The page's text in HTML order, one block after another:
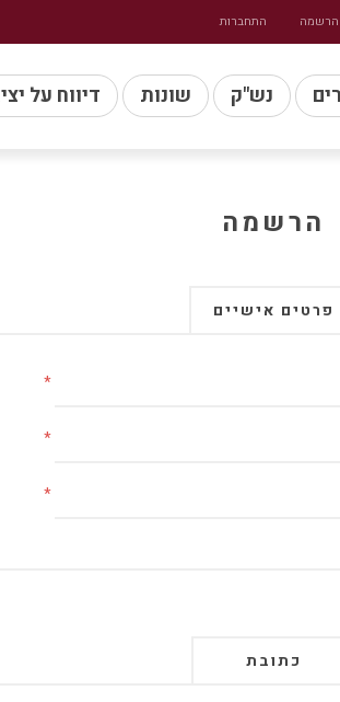
הרשמה התחברות
נש"ק שונות דיווח על
הרשמה
פרטים אישיים
*
*
*
כתובת